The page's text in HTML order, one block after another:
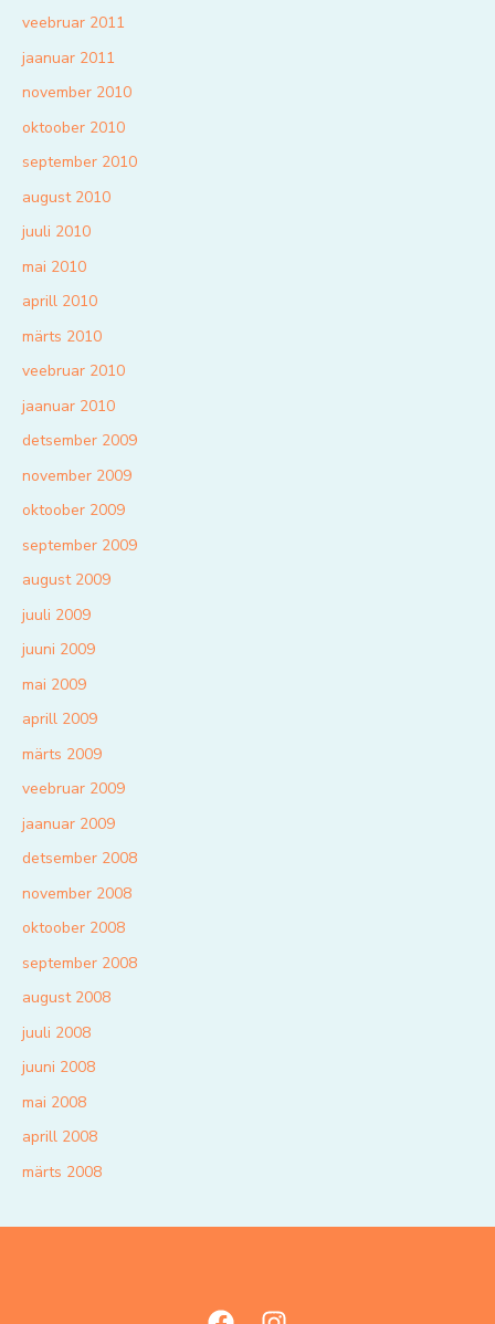
veebruar 2011
jaanuar 2011
november 2010
oktoober 2010
september 2010
august 2010
juuli 2010
mai 2010
aprill 2010
märts 2010
veebruar 2010
jaanuar 2010
detsember 2009
november 2009
oktoober 2009
september 2009
august 2009
juuli 2009
juuni 2009
mai 2009
aprill 2009
märts 2009
veebruar 2009
jaanuar 2009
detsember 2008
november 2008
oktoober 2008
september 2008
august 2008
juuli 2008
juuni 2008
mai 2008
aprill 2008
märts 2008